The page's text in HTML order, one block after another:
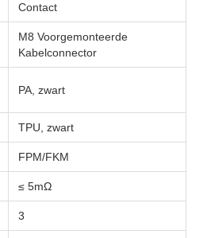
Contact
M8 Voorgemonteerde
Kabelconnector
PA, zwart
TPU, zwart
FPM/FKM
≤ 5mΩ
3